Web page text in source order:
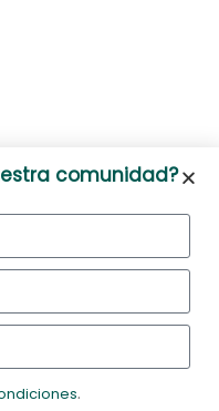
comunidad?
.